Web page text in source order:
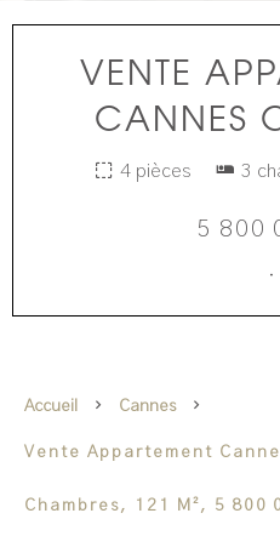
VENTE
CANNES
4 pièces 3
5 800
·
Accueil Cannes
Vente Appartement
Chambres, 121 M², 5 800